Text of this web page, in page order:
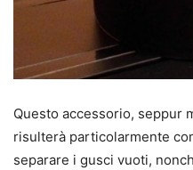
Questo accessorio, seppur
risulterà particolarmente
separare i gusci vuoti,